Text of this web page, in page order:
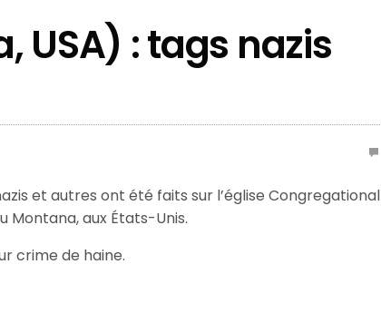
USA) : tags nazis
et autres ont été faits sur l’église Congregational
Montana, aux États-Unis.
crime de haine.